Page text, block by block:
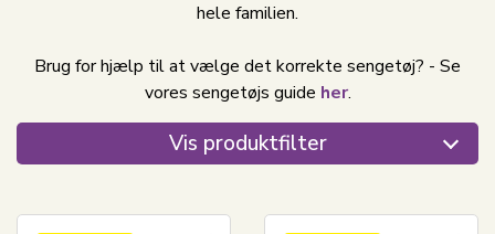
hele familien.
Brug for hjælp til at vælge det korrekte sengetøj? - Se
vores sengetøjs guide her.
Vis produktfilter